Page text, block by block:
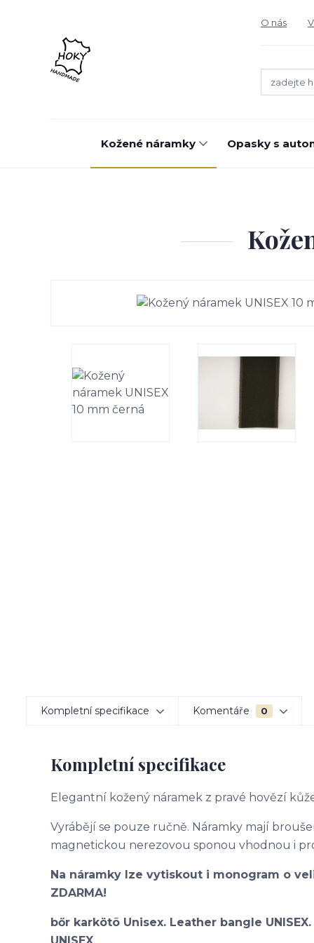
O nás
Kožené náramky Opasky s
Kompletní specifikace Komentáře 0
Kompletní specifikace
Elegantní kožený náramek z pravé hovězí
Vyrábějí se pouze ručně. Náramky mají
magnetickou nerezovou sponou vhodnou i
Na náramky lze vytiskout i monogram o
ZDARMA!
bőr karkötõ Unisex. Leather bangle